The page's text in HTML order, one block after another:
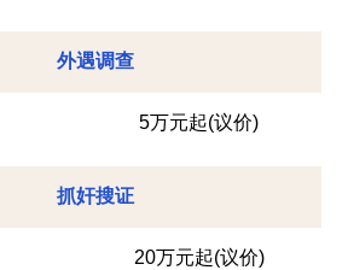
外遇调查
5万元起(议价)
抓奸搜证
20万元起(议价)